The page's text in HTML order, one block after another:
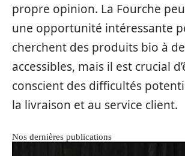
propre opinion. La Fourche
une opportunité intéressante
cherchent des produits bio à
accessibles, mais il est crucial
conscient des difficultés
la livraison et au service client.
Nos dernières publications